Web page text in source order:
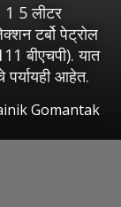
1 5 लीटर
टर्बो पेट्रोल
बीएचपी). यात
आहेत.
Gomantak